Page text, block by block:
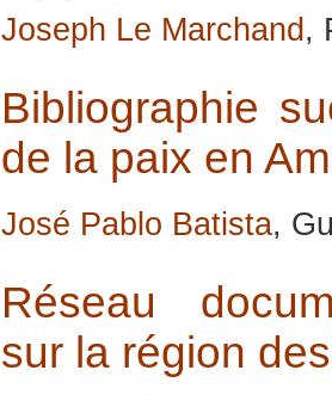
Joseph Le Marchand ,
Bibliographie
de la paix en
José Pablo Batista,
Réseau
sur la région